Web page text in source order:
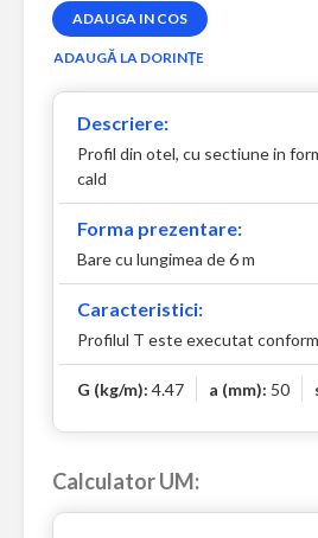
Descriere:
Profil din otel, cu sectiune in
cald
Forma prezentare:
Bare cu lungimea de 6 m
Caracteristici:
Profilul T este executat conform
G (kg/m): 4.47 a (mm): 50
Calculator UM: